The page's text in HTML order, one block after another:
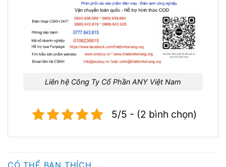
Liên hệ Công Ty Cổ Phần ANY Việt Nam
5/5 - (2 bình chọn)
CÓ THỂ BẠN THÍCH…